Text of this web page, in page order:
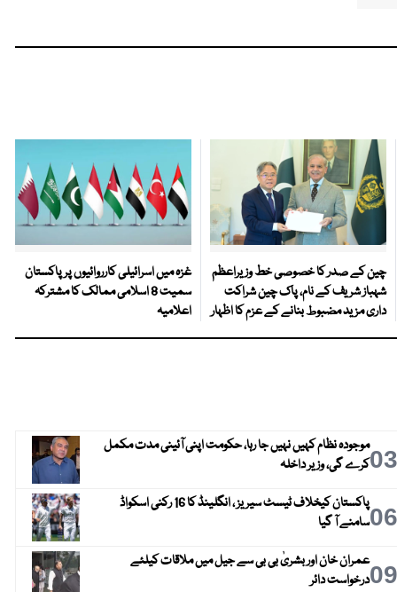
چین کے صدر کا خصوصی خط وزیراعظم
شہباز شریف کے نام، پاک چین شراکت
داری مزید مضبوط بنانے کے عزم کا اظہار
غزہ میں اسرائیلی کارروائیوں پر پاکستان
سمیت 8 اسلامی ممالک کا مشترکہ
اعلامیہ
03موجودہ نظام کہیں نہیں جا رہا، حکومت اپنی آئینی مدت مکمل
کرے گی، وزیر داخلہ
06
پاکستان کیخلاف ٹیسٹ سیریز ، انگلینڈ کا 16 رکنی اسکواڈ
سامنے آ گیا
09عمران خان اور بشریٰ بی بی سے جیل میں ملاقات کیلئے
درخواست دائر